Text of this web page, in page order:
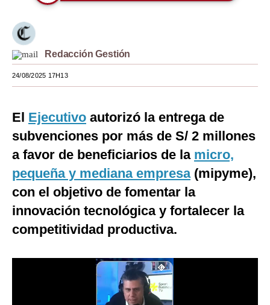
Viajes
Moda
Estilos
Mundo
México
España
Internacional
Tecnología
Club del Suscriptor
Redacción Gestión
24/08/2025 17H13
El Ejecutivo autorizó la entrega de
subvenciones por más de S/ 2 millones
a favor de beneficiarios de la micro,
pequeña y mediana empresa(mipyme),
con el objetivo de fomentar la
innovación tecnológica y fortalecer la
competitividad productiva.